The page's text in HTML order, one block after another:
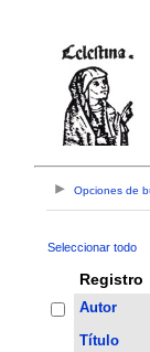
Opciones de
Seleccionar todo
Registro
Autor
Título